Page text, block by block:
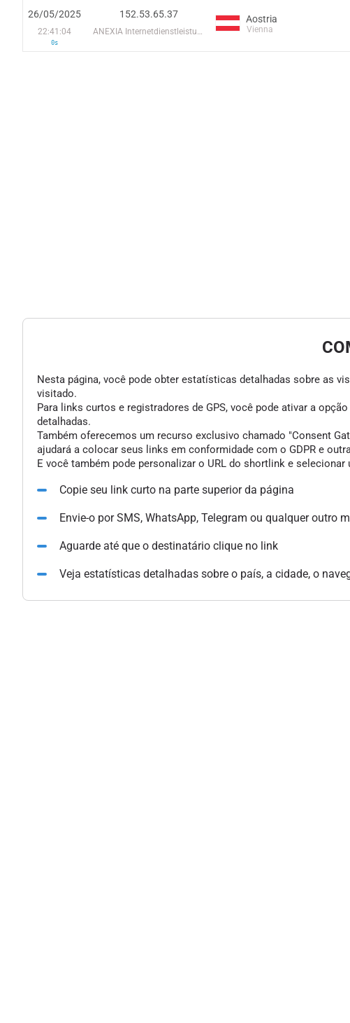
26/05/2025
22:41:04
0s
152.53.65.37
ANEXIA Internetdienstleistungs GmbH
Aostria
Vienna
Nesta página, você pode obter estatísticas detalhadas sobre as
visitado.
Para links curtos e registradores de GPS, você pode ativar a
detalhadas.
Também oferecemos um recurso exclusivo chamado "Consent
ajudará a colocar seus links em conformidade com o GDPR e
E você também pode personalizar o URL do shortlink e
Copie seu link curto na parte superior da página
Envie-o por SMS, WhatsApp, Telegram ou qualquer outro
Aguarde até que o destinatário clique no link
Veja estatísticas detalhadas sobre o país, a cidade, o